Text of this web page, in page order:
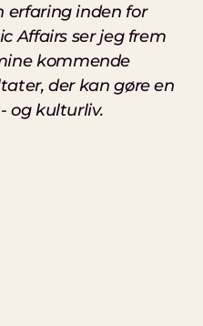
erfaring inden for
Affairs ser jeg frem
kommende
der kan gøre en
og kulturliv.